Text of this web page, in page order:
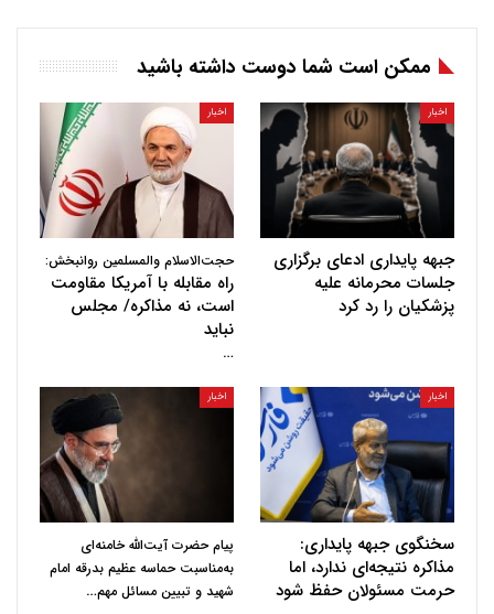
ممکن است شما دوست داشته باشید
اخبار
جبهه پایداری ادعای برگزاری
جلسات محرمانه علیه
پزشکیان را رد کرد
اخبار
حجت‌الاسلام والمسلمین روانبخش:
راه مقابله با آمریکا مقاومت
است، نه مذاکره/ مجلس
نباید
…
اخبار
سخنگوی جبهه پایداری:
مذاکره نتیجه‌ای ندارد، اما
حرمت مسئولان حفظ شود
اخبار
پیام حضرت آیت‌الله خامنه‌ای
به‌مناسبت حماسه عظیم بدرقه امام
شهید و تبیین مسائل مهم…